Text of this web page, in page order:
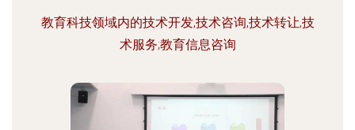
教育科技领域内的技术开发,技术咨询,技术转让,技
术服务;教育信息咨询